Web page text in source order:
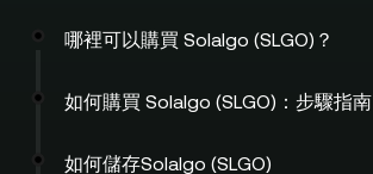
哪裡可以購買 Solalgo (SLGO)？
如何購買 Solalgo (SLGO)：步驟指南
如何儲存Solalgo (SLGO)